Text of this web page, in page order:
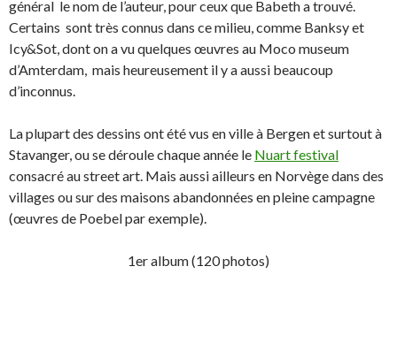
général le nom de l’auteur, pour ceux que Babeth a trouvé.
Certains sont très connus dans ce milieu, comme Banksy et
Icy&Sot, dont on a vu quelques œuvres au Moco museum
d’Amterdam, mais heureusement il y a aussi beaucoup
d’inconnus.
La plupart des dessins ont été vus en ville à Bergen et surtout à
Stavanger, ou se déroule chaque année le Nuart festival
consacré au street art. Mais aussi ailleurs en Norvège dans des
villages ou sur des maisons abandonnées en pleine campagne
(œuvres de Poebel par exemple).
1er album (120 photos)